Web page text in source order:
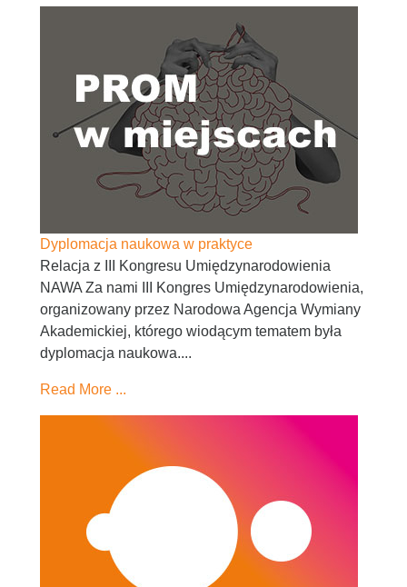
Dyplomacja naukowa w praktyce
Relacja z III Kongresu Umiędzynarodowienia
NAWA Za nami III Kongres Umiędzynarodowienia,
organizowany przez Narodowa Agencja Wymiany
Akademickiej, którego wiodącym tematem była
dyplomacja naukowa....
Read More ...